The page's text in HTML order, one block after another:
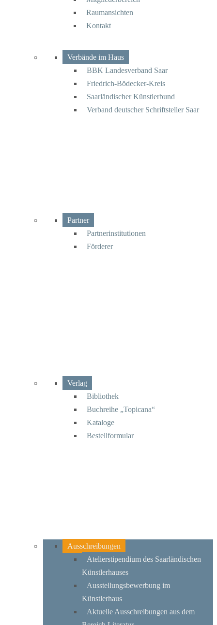
Raumansichten
Kontakt
Verbände im Haus
BBK Landesverband Saar
Friedrich-Bödecker-Kreis
Saarländischer Künstlerbund
Verband deutscher Schriftsteller Saar
Partner
Partnerinstitutionen
Förderer
Verlag
Bibliothek
Buchreihe „Topicana“
Kataloge
Bestellformular
Ausschreibungen
Atelierstipendium des Saarländischen
Künstlerhauses
Ausstellungsbewerbung im
Künstlerhaus
Aktuelle Ausschreibungen aus dem